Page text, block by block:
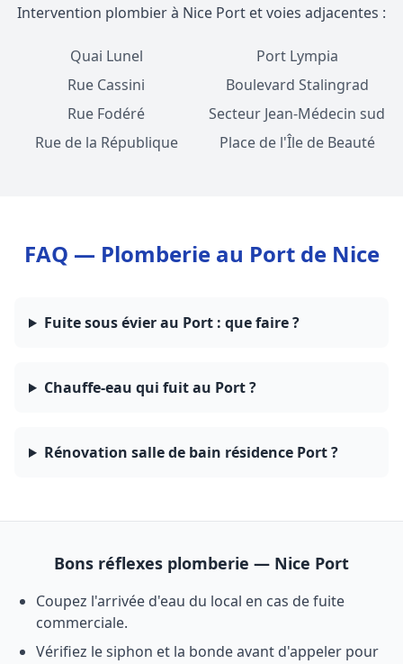
Intervention plombier à Nice Port et voies adjacentes :
Quai Lunel
Port Lympia
Rue Cassini
Boulevard Stalingrad
Rue Fodéré
Secteur Jean-Médecin sud
Rue de la République
Place de l'Île de Beauté
FAQ — Plomberie au Port de Nice
Fuite sous évier au Port : que faire ?
Chauffe-eau qui fuit au Port ?
Rénovation salle de bain résidence Port ?
Bons réflexes plomberie — Nice Port
Coupez l'arrivée d'eau du local en cas de fuite
commerciale.
Vérifiez le siphon et la bonde avant d'appeler pour